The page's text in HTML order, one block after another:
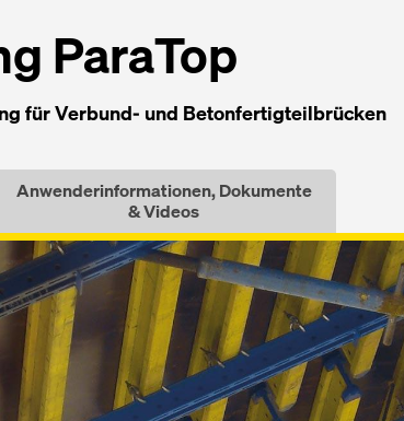
ParaTop
für Verbund- und Betonfertigteilbrücken
Anwenderinformationen, Dokumente
& Videos